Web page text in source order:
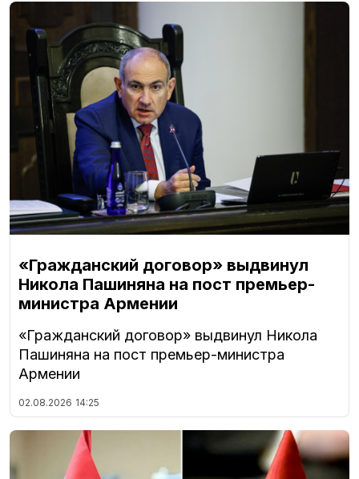
«Гражданский договор» выдвинул
Никола Пашиняна на пост премьер-
министра Армении
«Гражданский договор» выдвинул Никола
Пашиняна на пост премьер-министра
Армении
02.08.2026 14:25